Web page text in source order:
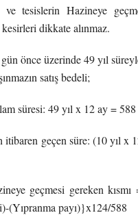
tesislerin Hazineye
kesirleri dikkate alınmaz.
önce üzerinde 49 yıl
satış bedeli;
süresi: 49 yıl x 12 ay =
itibaren geçen süre: (10 yıl x
geçmesi gereken
(Yıpranma payı)}x124/588